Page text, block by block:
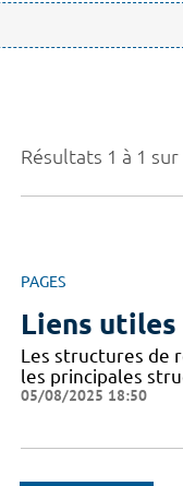
Résultats 1 à 1
PAGES
Liens utiles
Les structures de
les principales
05/08/2025 18:50